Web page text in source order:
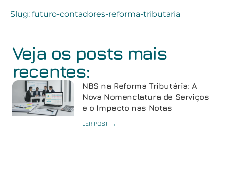
Veja os posts mais
recentes:
NBS na Reforma Tributária: A
Nova Nomenclatura de Serviços
e o Impacto nas Notas
LER POST →
Slug: futuro-contadores-reforma-tributaria